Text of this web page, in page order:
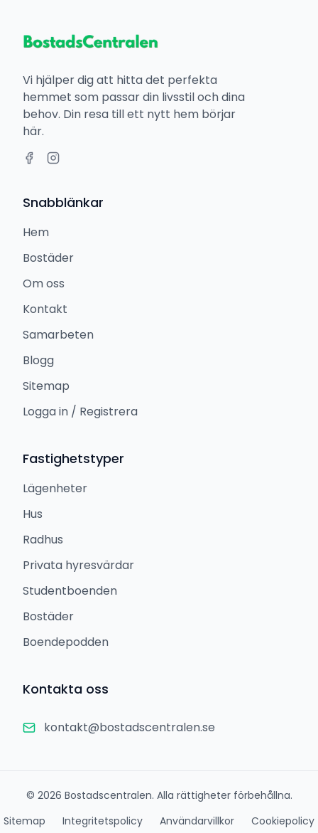
Vi hjälper dig att hitta det perfekta
hemmet som passar din livsstil och dina
behov. Din resa till ett nytt hem börjar
här.
Snabblänkar
Hem
Bostäder
Om oss
Kontakt
Samarbeten
Blogg
Sitemap
Logga in / Registrera
Fastighetstyper
Lägenheter
Hus
Radhus
Privata hyresvärdar
Studentboenden
Bostäder
Boendepodden
Kontakta oss
kontakt@bostadscentralen.se
© 2026 Bostadscentralen. Alla rättigheter förbehållna.
Sitemap
Integritetspolicy Användarvillkor Cookiepolicy